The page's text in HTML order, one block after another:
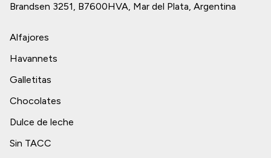
Brandsen 3251, B7600HVA, Mar del Plata, Argentina
Alfajores
Havannets
Galletitas
Chocolates
Dulce de leche
Sin TACC